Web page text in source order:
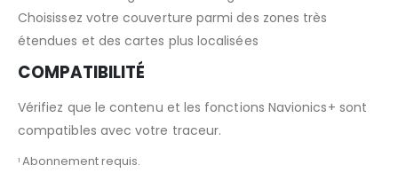
Choisissez votre couverture parmi des zones très
étendues et des cartes plus localisées
COMPATIBILITÉ
Vérifiez que le contenu et les fonctions Navionics+ sont
compatibles avec votre traceur.
1 Abonnement requis.